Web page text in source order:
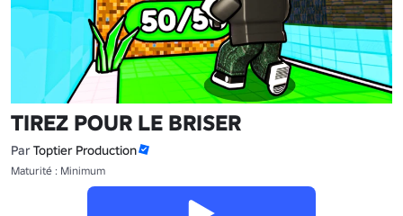
TIREZ POUR LE BRISER
Par Toptier Production
Maturité : Minimum